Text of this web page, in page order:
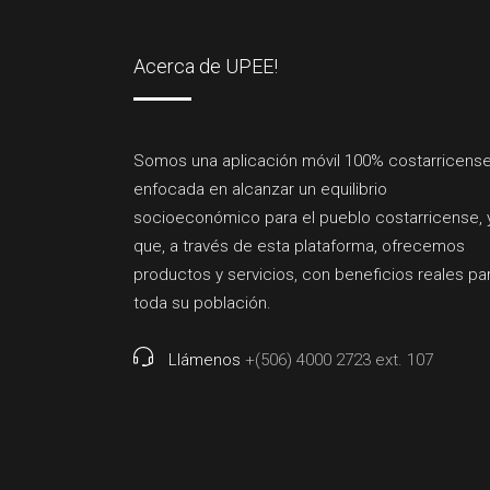
Acerca de UPEE!
Somos una aplicación móvil 100%
enfocada en alcanzar un equilibrio
socioeconómico para el pueblo costarricense,
que, a través de esta plataforma, ofrecemos
productos y servicios, con beneficios reales
toda su población.
Llámenos +(506) 4000 2723 ext. 107